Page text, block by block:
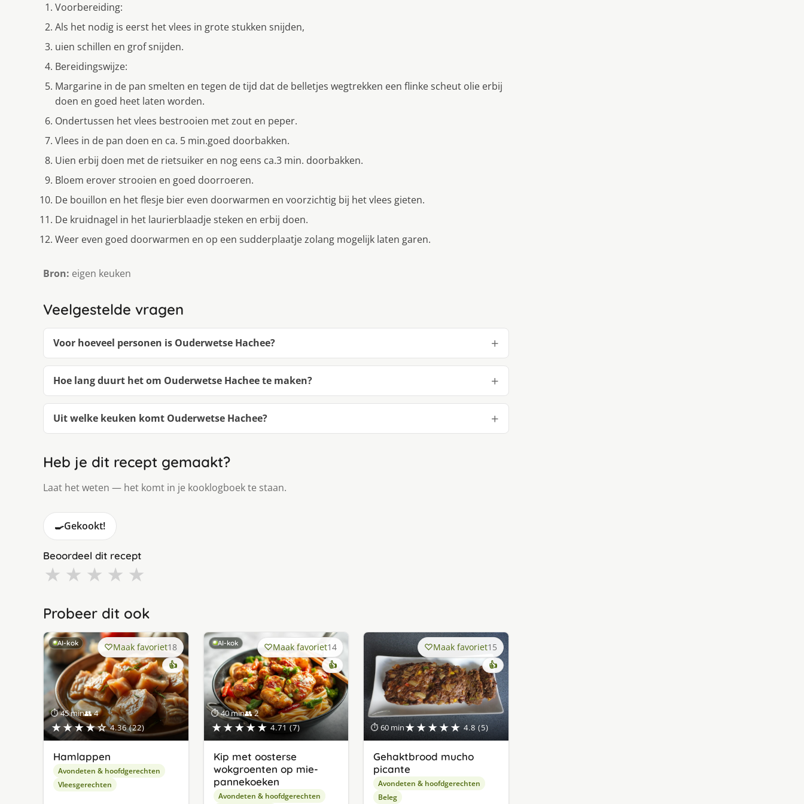
Voorbereiding:
Als het nodig is eerst het vlees in grote stukken snijden,
uien schillen en grof snijden.
Bereidingswijze:
Margarine in de pan smelten en tegen de tijd dat de belletjes wegtrekken een flinke scheut olie erbij
doen en goed heet laten worden.
Ondertussen het vlees bestrooien met zout en peper.
Vlees in de pan doen en ca. 5 min.goed doorbakken.
Uien erbij doen met de rietsuiker en nog eens ca.3 min. doorbakken.
Bloem erover strooien en goed doorroeren.
De bouillon en het flesje bier even doorwarmen en voorzichtig bij het vlees gieten.
De kruidnagel in het laurierblaadje steken en erbij doen.
Weer even goed doorwarmen en op een sudderplaatje zolang mogelijk laten garen.
Bron: eigen keuken
Veelgestelde vragen
Voor hoeveel personen is Ouderwetse Hachee?
Hoe lang duurt het om Ouderwetse Hachee te maken?
Uit welke keuken komt Ouderwetse Hachee?
Heb je dit recept gemaakt?
Laat het weten — het komt in je kooklogboek te staan.
🍳Gekookt!
Beoordeel dit recept
★ ★ ★ ★ ★
Probeer dit ook
AI-kok
⏱ 45 min👥 4
★★★★☆ 4.36 (22)
Maak favoriet18
👍
Hamlappen
Avondeten & hoofdgerechten
Vleesgerechten
AI-kok
⏱ 40 min👥 2
★★★★★ 4.71 (7)
Maak favoriet14
👍
Kip met oosterse
wokgroenten op mie-
pannekoeken
Avondeten & hoofdgerechten
⏱ 60 min★★★★★ 4.8 (5)
Maak favoriet15
👍
Gehaktbrood mucho
picante
Avondeten & hoofdgerechten
Beleg